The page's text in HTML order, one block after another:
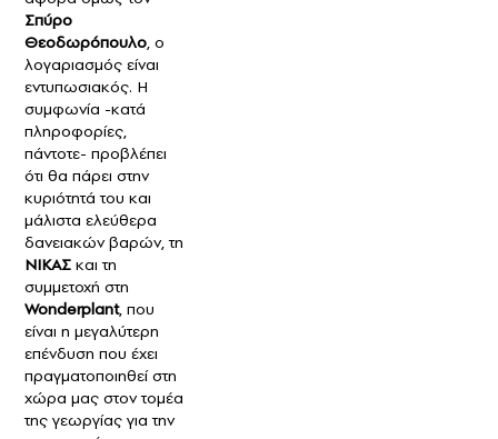
Σπύρο
Θεοδωρόπουλο, ο
λογαριασμός είναι
εντυπωσιακός. Η
συμφωνία -κατά
πληροφορίες,
πάντοτε- προβλέπει
ότι θα πάρει στην
κυριότητά του και
μάλιστα ελεύθερα
δανειακών βαρών, τη
ΝΙΚΑΣ και τη
συμμετοχή στη
Wonderplant, που
είναι η μεγαλύτερη
επένδυση που έχει
πραγματοποιηθεί στη
χώρα μας στον τομέα
της γεωργίας για την